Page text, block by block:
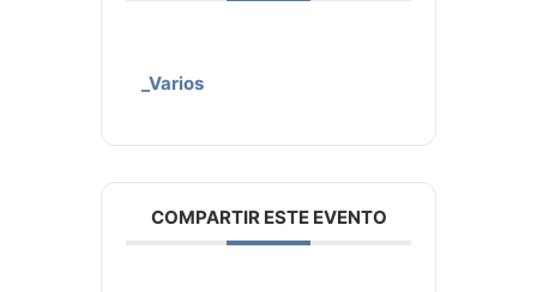
_Varios
COMPARTIR ESTE EVENTO